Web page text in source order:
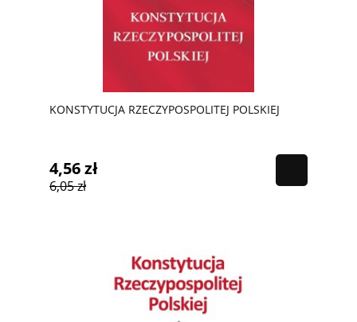
KONSTYTUCJA RZECZYPOSPOLITEJ POLSKIEJ
4,56 zł
6,05 zł